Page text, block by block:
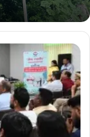
भाजपा
के द्वारा
खामोश हो गए,
के बजाय